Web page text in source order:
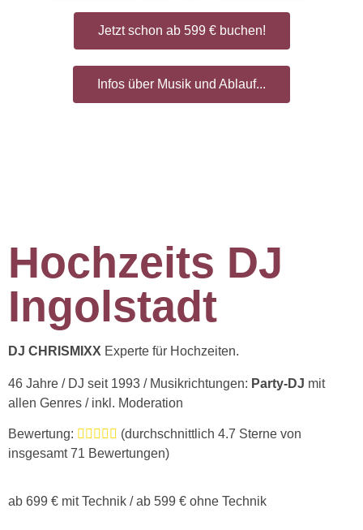
Jetzt schon ab 599 € buchen!
Infos über Musik und Ablauf...
Hochzeits DJ
Ingolstadt
DJ CHRISMIXX Experte für Hochzeiten.
46 Jahre / DJ seit 1993 / Musikrichtungen: Party-DJ mit
allen Genres / inkl. Moderation
Bewertung: (durchschnittlich 4.7 Sterne von
insgesamt 71 Bewertungen)
ab 699 € mit Technik / ab 599 € ohne Technik